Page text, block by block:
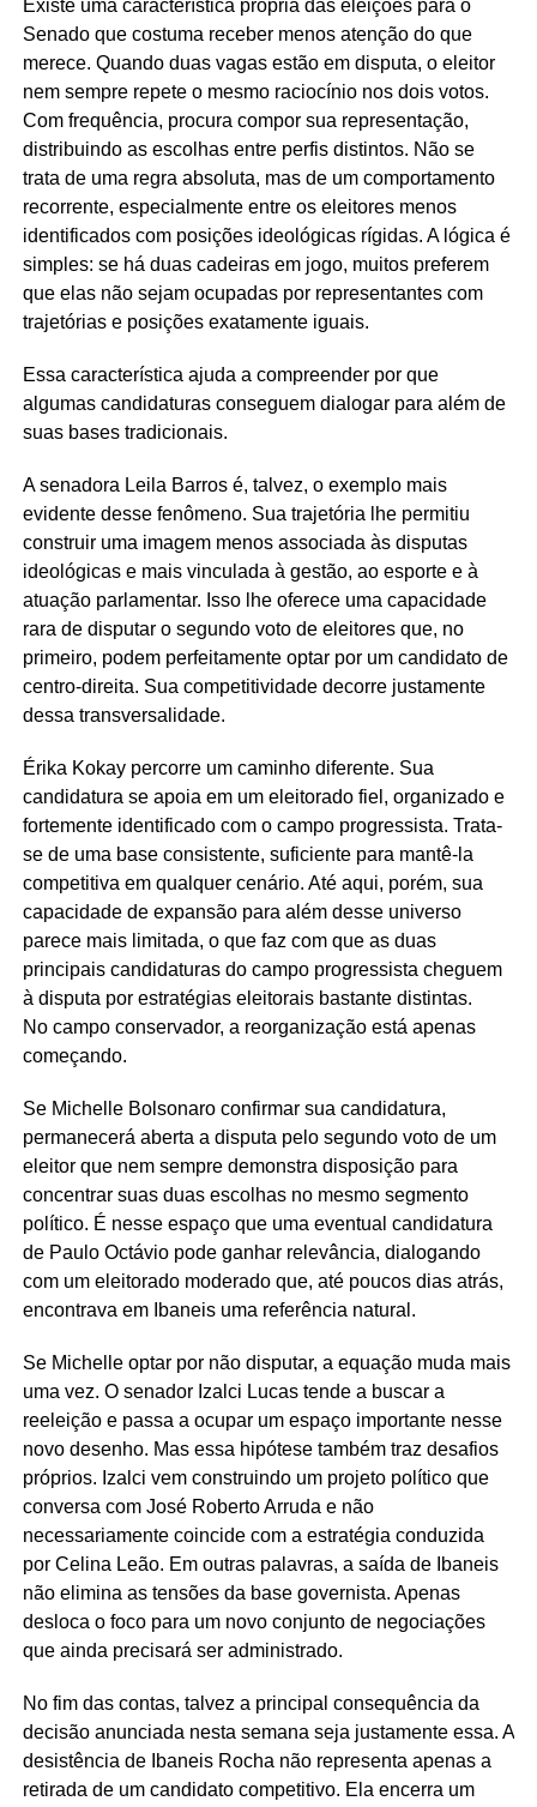
Existe uma característica própria das eleições para o
Senado que costuma receber menos atenção do que
merece. Quando duas vagas estão em disputa, o eleitor
nem sempre repete o mesmo raciocínio nos dois votos.
Com frequência, procura compor sua representação,
distribuindo as escolhas entre perfis distintos. Não se
trata de uma regra absoluta, mas de um comportamento
recorrente, especialmente entre os eleitores menos
identificados com posições ideológicas rígidas. A lógica é
simples: se há duas cadeiras em jogo, muitos preferem
que elas não sejam ocupadas por representantes com
trajetórias e posições exatamente iguais.
Essa característica ajuda a compreender por que
algumas candidaturas conseguem dialogar para além de
suas bases tradicionais.
A senadora Leila Barros é, talvez, o exemplo mais
evidente desse fenômeno. Sua trajetória lhe permitiu
construir uma imagem menos associada às disputas
ideológicas e mais vinculada à gestão, ao esporte e à
atuação parlamentar. Isso lhe oferece uma capacidade
rara de disputar o segundo voto de eleitores que, no
primeiro, podem perfeitamente optar por um candidato de
centro-direita. Sua competitividade decorre justamente
dessa transversalidade.
Érika Kokay percorre um caminho diferente. Sua
candidatura se apoia em um eleitorado fiel, organizado e
fortemente identificado com o campo progressista. Trata-
se de uma base consistente, suficiente para mantê-la
competitiva em qualquer cenário. Até aqui, porém, sua
capacidade de expansão para além desse universo
parece mais limitada, o que faz com que as duas
principais candidaturas do campo progressista cheguem
à disputa por estratégias eleitorais bastante distintas.
No campo conservador, a reorganização está apenas
começando.
Se Michelle Bolsonaro confirmar sua candidatura,
permanecerá aberta a disputa pelo segundo voto de um
eleitor que nem sempre demonstra disposição para
concentrar suas duas escolhas no mesmo segmento
político. É nesse espaço que uma eventual candidatura
de Paulo Octávio pode ganhar relevância, dialogando
com um eleitorado moderado que, até poucos dias atrás,
encontrava em Ibaneis uma referência natural.
Se Michelle optar por não disputar, a equação muda mais
uma vez. O senador Izalci Lucas tende a buscar a
reeleição e passa a ocupar um espaço importante nesse
novo desenho. Mas essa hipótese também traz desafios
próprios. Izalci vem construindo um projeto político que
conversa com José Roberto Arruda e não
necessariamente coincide com a estratégia conduzida
por Celina Leão. Em outras palavras, a saída de Ibaneis
não elimina as tensões da base governista. Apenas
desloca o foco para um novo conjunto de negociações
que ainda precisará ser administrado.
No fim das contas, talvez a principal consequência da
decisão anunciada nesta semana seja justamente essa. A
desistência de Ibaneis Rocha não representa apenas a
retirada de um candidato competitivo. Ela encerra um